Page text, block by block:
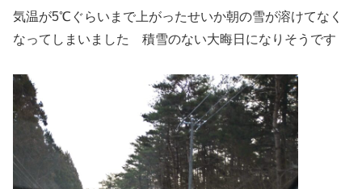
気温が5℃ぐらいまで上がったせいか朝の雪が溶けてなく
なってしまいました 積雪のない大晦日になりそうです